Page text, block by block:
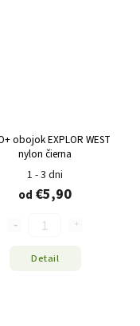
obojok EXPLOR WEST
nylon čierna
1 - 3 dni
od €5,90
Detail